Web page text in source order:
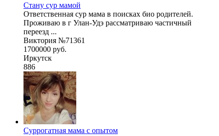
Стану сур мамой
Ответственная сур мама в поисках био родителей.
Проживаю в г Улан-Удэ рассматриваю частичный
переезд ...
Виктория №71361
1700000 руб.
Иркутск
886
Суррогатная мама с опытом